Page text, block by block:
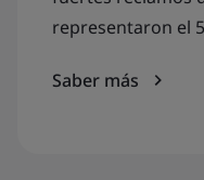
representaron el
Saber más